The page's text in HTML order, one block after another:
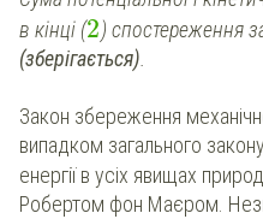
в кінці (2) спостереження
(зберігається)
Закон збереження
випадком загального
енергії в усіх явищах
Робертом фон Маєром.